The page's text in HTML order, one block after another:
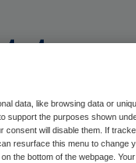
data, like browsing data or
support the purposes shown
consent will disable them. If
resurface this menu to change
the bottom of the webpage.